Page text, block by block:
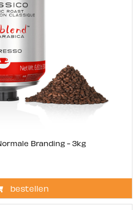
Branding - 3kg
bestellen